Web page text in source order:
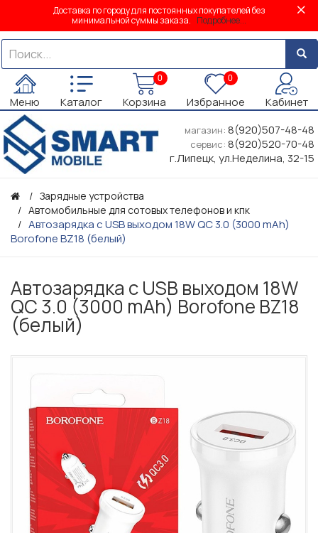
Доставка по городу для постоянных покупателей без
минимальной суммы заказа. Подробнее...
Меню Каталог
0
Корзина
0
Избранное Кабинет
магазин: 8(920)507-48-48
сервис: 8(920)520-70-48
г.Липецк, ул.Неделина, 32-15
Зарядные устройства
Автомобильные для сотовых телефонов и кпк
Автозарядка с USB выходом 18W QC 3.0 (3000 mAh)
Borofone BZ18 (белый)
Автозарядка с USB выходом 18W
QC 3.0 (3000 mAh) Borofone BZ18
(белый)